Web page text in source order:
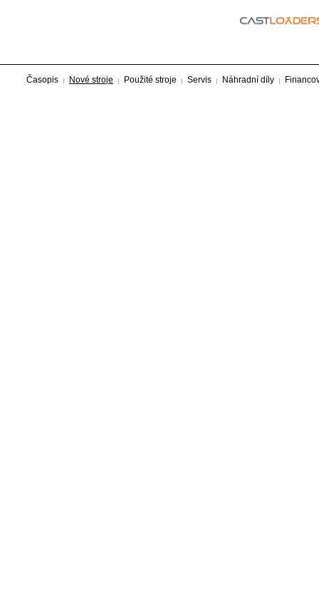
Časopis Nové stroje Použité stroje Servis Náhradní díly